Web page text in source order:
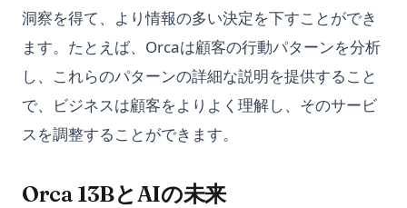
洞察を得て、より情報の多い決定を下すことができ
ます。たとえば、Orcaは顧客の行動パターンを分析
し、これらのパターンの詳細な説明を提供すること
で、ビジネスは顧客をよりよく理解し、そのサービ
スを調整することができます。
Orca 13BとAIの未来